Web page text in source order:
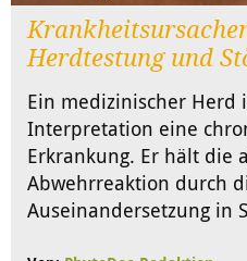
Herdtestung und
Ein medizinischer Herd
Interpretation eine
Erkrankung. Er hält die
Abwehrreaktion durch
Auseinandersetzung in